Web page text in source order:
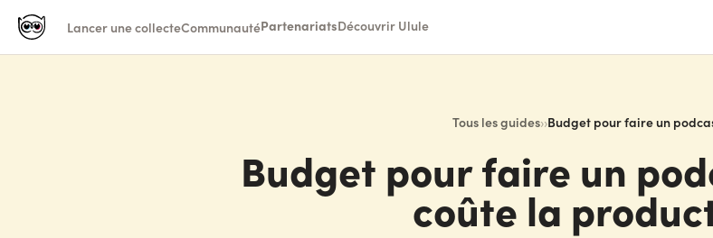
Lancer une collecteCommunautéPartenariatsDécouvrir Ulule
Tous les guides››
Budget pour faire un
coûte la